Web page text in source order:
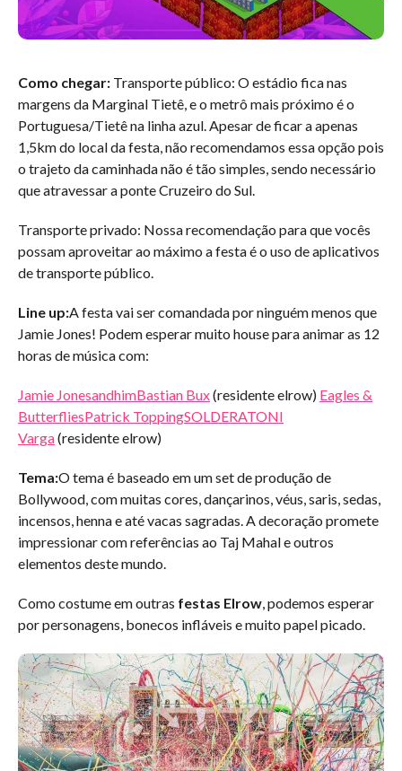
Como chegar: Transporte público: O estádio fica nas
margens da Marginal Tietê, e o metrô mais próximo é o
Portuguesa/Tietê na linha azul. Apesar de ficar a apenas
1,5km do local da festa, não recomendamos essa opção pois
o trajeto da caminhada não é tão simples, sendo necessário
que atravessar a ponte Cruzeiro do Sul.
Transporte privado: Nossa recomendação para que vocês
possam aproveitar ao máximo a festa é o uso de aplicativos
de transporte público.
Line up:A festa vai ser comandada por ninguém menos que
Jamie Jones! Podem esperar muito house para animar as 12
horas de música com:
Jamie JonesandhimBastian Bux(residente elrow) Eagles &
ButterfliesPatrick ToppingSOLDERATONI
Varga(residente elrow)
Tema:O tema é baseado em um set de produção de
Bollywood, com muitas cores, dançarinos, véus, saris, sedas,
incensos, henna e até vacas sagradas. A decoração promete
impressionar com referências ao Taj Mahal e outros
elementos deste mundo.
Como costume em outras festas Elrow, podemos esperar
por personagens, bonecos infláveis e muito papel picado.